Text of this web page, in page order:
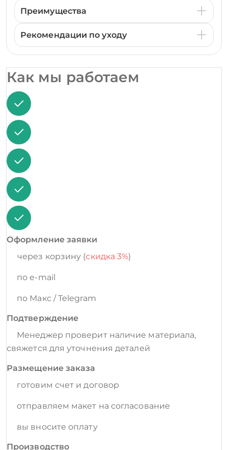
Преимущества
Рекомендации по уходу
Как мы работаем
Оформление заявки
через корзину (скидка 3%)
по e-mail
по Макс / Telegram
Подтверждение
Менеджер проверит наличие материала,
свяжется для уточнения деталей
Размещение заказа
готовим счет и договор
отправляем макет на согласование
вы вносите оплату
Производство